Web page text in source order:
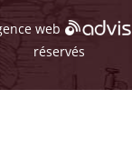
web
réservés